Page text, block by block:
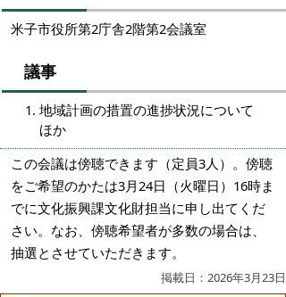
米子市役所第2庁舎2階第2会議室
議事
地域計画の措置の進捗状況について
ほか
この会議は傍聴できます（定員3人）。傍聴
をご希望のかたは3月24日（火曜日）16時ま
でに文化振興課文化財担当に申し出てくだ
さい。なお、傍聴希望者が多数の場合は、
抽選とさせていただきます。
掲載日：2026年3月23日